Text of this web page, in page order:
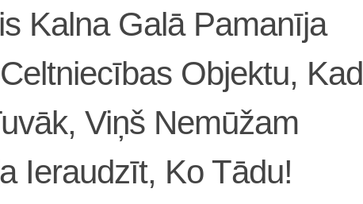
Kalna Galā Pamanīja
Objektu, Kad
Viņš Nemūžam
Ieraudzīt, Ko Tādu!